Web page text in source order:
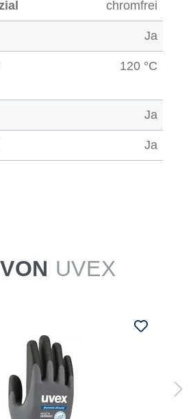
chromfrei
Ja
120 °C
Ja
Ja
UVEX